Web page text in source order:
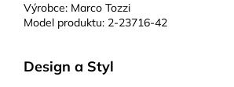
Výrobce: Marco Tozzi
Model produktu: 2-23716-42
Design a Styl